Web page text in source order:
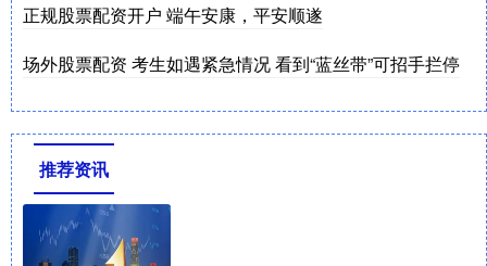
正规股票配资开户 端午安康，平安顺遂
场外股票配资 考生如遇紧急情况 看到“蓝丝带”可招手拦停
推荐资讯